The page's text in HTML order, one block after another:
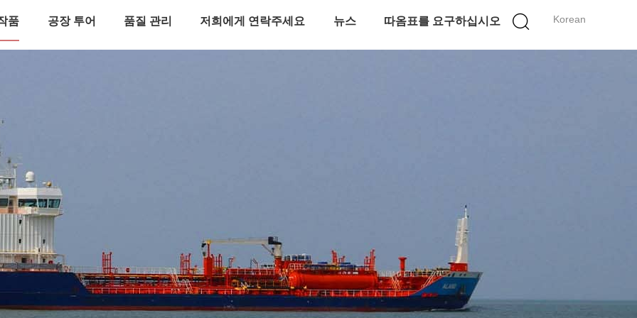
Korean
품 공장 투어 품질 관리 저희에게 연락주세요 뉴스 따옴표를 요구하십시오